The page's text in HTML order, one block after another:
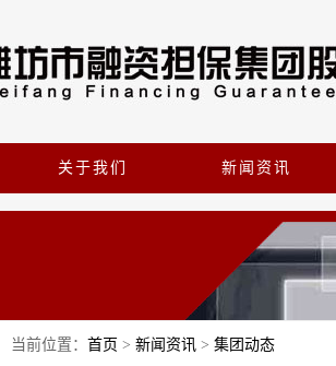
关于我们 新闻资讯
当前位置： 首页 > 新闻资讯 > 集团动态